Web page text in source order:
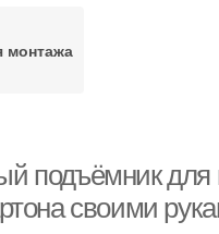
монтажа
подъёмник для
своими